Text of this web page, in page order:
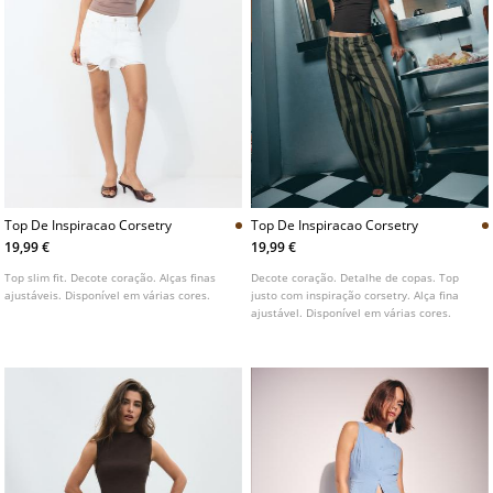
Top De Inspiracao Corsetry
19,99 €
Top slim fit. Decote coração. Alças finas
ajustáveis. Disponível em várias cores.
Top De Inspiracao Corsetry
19,99 €
Decote coração. Detalhe de copas. Top
justo com inspiração corsetry. Alça fina
ajustável. Disponível em várias cores.